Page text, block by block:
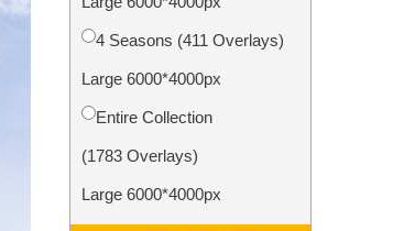
4 Seasons (411 Overlays)
Large 6000*4000px
Entire Collection
(1783 Overlays)
Large 6000*4000px